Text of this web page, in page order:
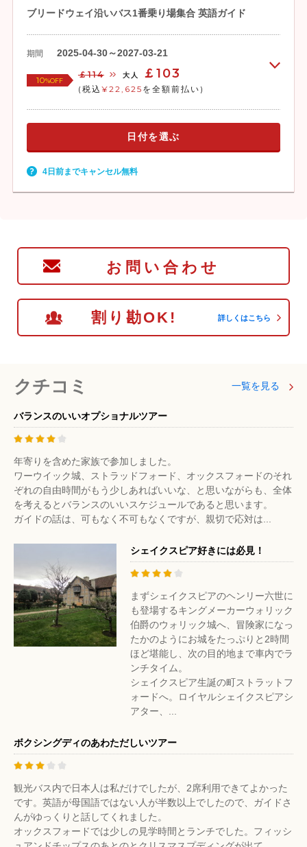
ブリードウェイ沿いバス1番乗り場集合 英語ガイド
期間 2025-04-30～2027-03-21
10%OFF
￡114 大人 ￡103
(税込 ¥22,625 を全額前払い)
日付を選ぶ
4日前までキャンセル無料
お問い合わせ
割り勘OK! 詳しくはこちら
クチコミ 一覧を見る
バランスのいいオプショナルツアー
年寄りを含めた家族で参加しました。
ワーウイック城、ストラッドフォード、オックスフォードのそれ
ぞれの自由時間がもう少しあればいいな、と思いながらも、全体
を考えるとバランスのいいスケジュールであると思います。
ガイドの話は、可もなく不可もなくですが、親切で応対は...
シェイクスピア好きには必見！
まずシェイクスピアのヘンリー六世に
も登場するキングメーカーウォリック
伯爵のウォリック城へ、冒険家になっ
たかのようにお城をたっぷりと2時間
ほど堪能し、次の目的地まで車内でラ
ンチタイム。
シェイクスピア生誕の町ストラットフ
ォードへ。ロイヤルシェイクスピアシ
アター、...
ボクシングディのあわただしいツアー
観光バス内で日本人は私だけでしたが、2席利用できてよかった
です。英語が母国語ではない人が半数以上でしたので、ガイドさ
んがゆっくりと話してくれました。
オックスフォードでは少しの見学時間とランチでした。フィッシ